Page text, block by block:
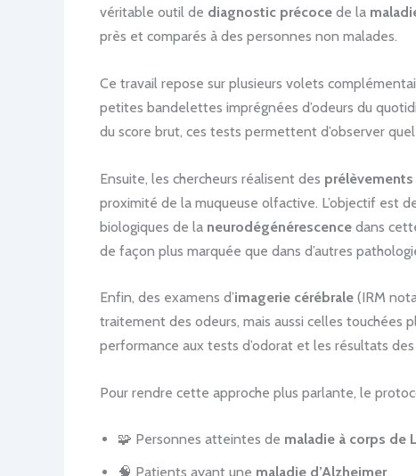
véritable outil de diagnostic précoce de la
près et comparés à des personnes non malades.
Ce travail repose sur plusieurs volets
petites bandelettes imprégnées d’odeurs du
du score brut, ces tests permettent d’observer
Ensuite, les chercheurs réalisent des prélèvements
proximité de la muqueuse olfactive. L’objectif est
biologiques de la neurodégénérescence dans
de façon plus marquée que dans d’autres
Enfin, des examens d’imagerie cérébrale (IRM
traitement des odeurs, mais aussi celles touchées
performance aux tests d’odorat et les résultats
Pour rendre cette approche plus parlante, le
🧩 Personnes atteintes de maladie à corps de
🧠 Patients ayant une maladie d’Alzheimer